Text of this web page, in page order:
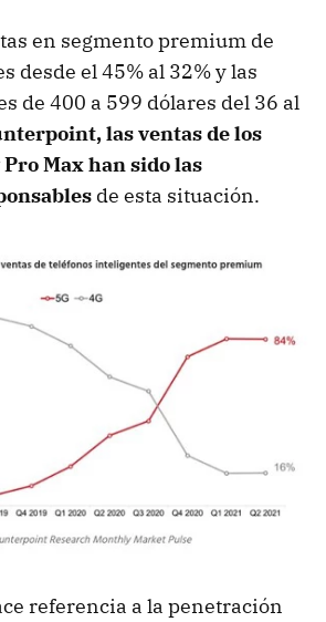
en segmento premium de
desde el 45% al 32% y las
de 400 a 599 dólares del 36 al
las ventas de los
Max han sido las
de esta situación.
referencia a la penetración